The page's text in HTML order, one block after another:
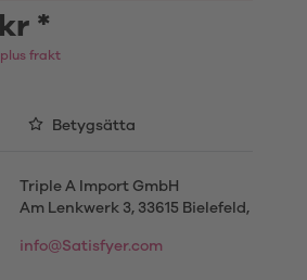
*
plus frakt
Betygsätta
Triple A Import GmbH
Am Lenkwerk 3, 33615 Bielefeld,
info@Satisfyer.com